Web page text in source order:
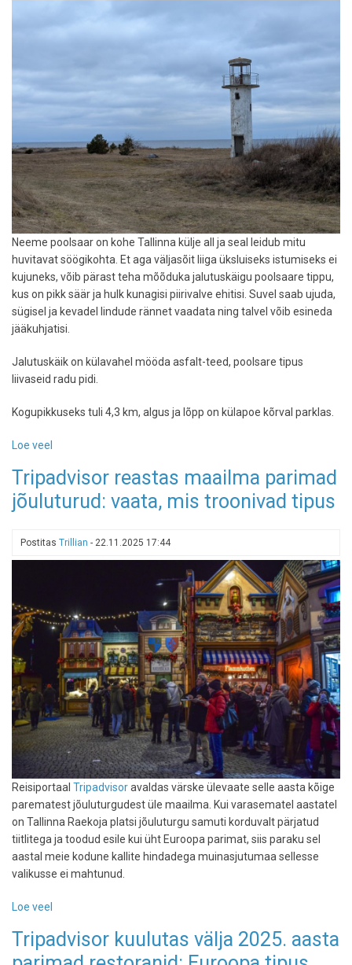
ja
eriauhinnad
Neeme poolsaar on kohe Tallinna külje all ja seal leidub mitu
huvitavat söögikohta. Et aga väljasõit liiga üksluiseks istumiseks ei
kujuneks, võib pärast teha mõõduka jalutuskäigu poolsaare tippu,
kus on pikk säär ja hulk kunagisi piirivalve ehitisi. Suvel saab ujuda,
sügisel ja kevadel lindude rännet vaadata ning talvel võib esineda
jääkuhjatisi.
Jalutuskäik on külavahel mööda asfalt-teed, poolsare tipus
liivaseid radu pidi.
Kogupikkuseks tuli 4,3 km, algus ja lõpp on külapoe kõrval parklas.
Loe veel
või
enne
tipus
Tripadvisor reastas maailma parimad
jõuluturud: vaata, mis troonivad tipus
Postitas Trillian - 22.11.2025 17:44
Reisiportaal Tripadvisoravaldas värske ülevaate selle aasta kõige
parematest jõuluturgudest üle maailma. Kui varasematel aastatel
on Tallinna Raekoja platsi jõuluturgu samuti korduvalt pärjatud
tiitlitega ja toodud esile kui üht Euroopa parimat, siis paraku sel
aastal meie kodune kallite hindadega muinasjutumaa sellesse
valikusse ei mahtunud.
Loe veel
reastas
maailma
Tripadvisor kuulutas välja 2025. aasta